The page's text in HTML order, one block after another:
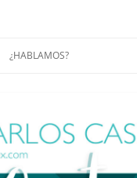
EN
¿HABLAMOS?
CONÓCENOS UN POCO MÁS